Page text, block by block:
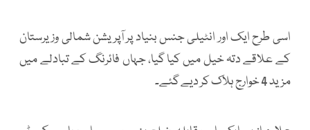
اسی طرح ایک اور انٹیلی جنس بنیاد پر آپریشن شمالی وزیرستان
کے علاقے دتہ خیل میں کیا گیا، جہاں فائرنگ کے تبادلے میں
مزید 4 خوارج ہلاک کر دیے گئے۔